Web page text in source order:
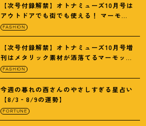
【次号付録解禁】オトナミューズ10月号は
アウトドアでも街でも使える ！ マーモッ
トの黒ショルダー
FASHION
【次号付録解禁】オトナミューズ10月号増
刊はメタリック素材が洒落てるマーモット
の保冷バッグ
FASHION
今週の暮れの酉さんのやさしすぎる星占い
【8/3‐8/9の運勢】
FORTUNE